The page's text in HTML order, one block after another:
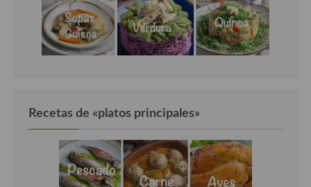
Recetas de «platos principales»